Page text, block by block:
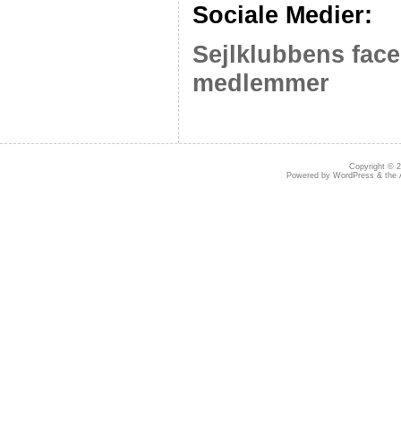
Sociale Medier:
Sejlklubbens
medlemmer
Copyright ©
Powered by WordPress & the